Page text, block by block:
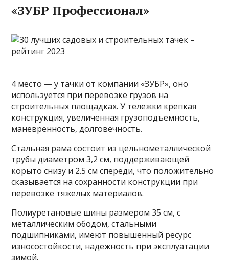
«ЗУБР Профессионал»
4 место — у тачки от компании «ЗУБР», оно
используется при перевозке грузов на
строительных площадках. У тележки крепкая
конструкция, увеличенная грузоподъемность,
маневренность, долговечность.
Стальная рама состоит из цельнометаллической
трубы диаметром 3,2 см, поддерживающей
корыто снизу и 2.5 см спереди, что положительно
сказывается на сохранности конструкции при
перевозке тяжелых материалов.
Полиуретановые шины размером 35 см, с
металлическим ободом, стальными
подшипниками, имеют повышенный ресурс
износостойкости, надежность при эксплуатации
зимой.